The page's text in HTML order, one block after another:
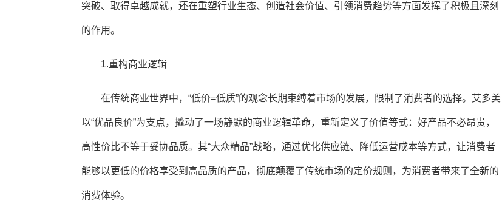
突破、取得卓越成就，还在重塑行业生态、创造社会价值、引领消费趋势等方面发挥了积极且深刻
的作用。
1.重构商业逻辑
在传统商业世界中，“低价=低质”的观念长期束缚着市场的发展，限制了消费者的选择。艾多美
以“优品良价”为支点，撬动了一场静默的商业逻辑革命，重新定义了价值等式：好产品不必昂贵，
高性价比不等于妥协品质。其“大众精品”战略，通过优化供应链、降低运营成本等方式，让消费者
能够以更低的价格享受到高品质的产品，彻底颠覆了传统市场的定价规则，为消费者带来了全新的
消费体验。